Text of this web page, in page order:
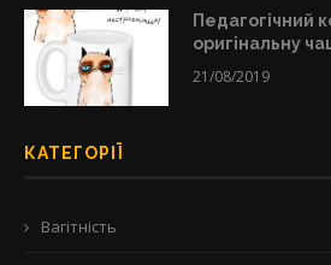
Педагогічний
оригінальну
21/08/2019
КАТЕГОРІЇ
Вагітність